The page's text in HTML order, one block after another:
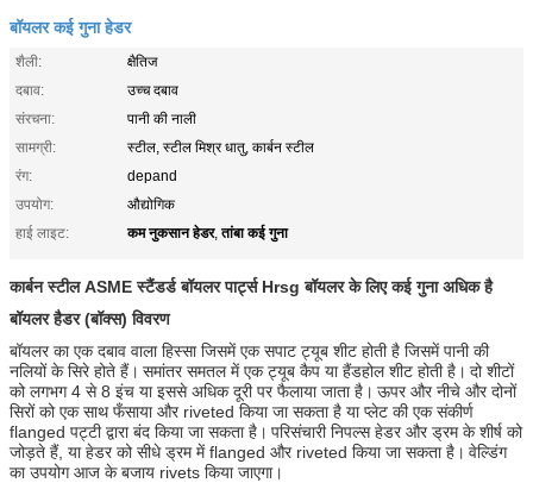
बॉयलर कई गुना हेडर
शैली:
क्षैतिज
दबाव:
उच्च दबाव
संरचना:
पानी की नाली
सामग्री:
स्टील, स्टील मिश्र धातु, कार्बन स्टील
रंग:
depand
उपयोग:
औद्योगिक
हाई लाइट:
कम नुकसान हेडर,तांबा कई गुना
कार्बन स्टील ASME स्टैंडर्ड बॉयलर पार्ट्स Hrsg बॉयलर के लिए कई गुना अधिक है
बॉयलर हैडर (बॉक्स) विवरण
बॉयलर का एक दबाव वाला हिस्सा जिसमें एक सपाट ट्यूब शीट होती है जिसमें पानी की
नलियों के सिरे होते हैं। समांतर समतल में एक ट्यूब कैप या हैंडहोल शीट होती है। दो शीटों
को लगभग 4 से 8 इंच या इससे अधिक दूरी पर फैलाया जाता है। ऊपर और नीचे और दोनों
सिरों को एक साथ फँसाया और riveted किया जा सकता है या प्लेट की एक संकीर्ण
flanged पट्टी द्वारा बंद किया जा सकता है। परिसंचारी निपल्स हेडर और ड्रम के शीर्ष को
जोड़ते हैं, या हेडर को सीधे ड्रम में flanged और riveted किया जा सकता है। वेल्डिंग
का उपयोग आज के बजाय rivets किया जाएगा।